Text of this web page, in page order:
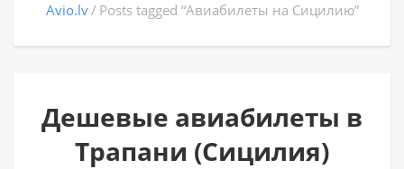
Avio.lv Posts tagged “Авиабилеты на Сицилию”
Дешевые авиабилеты в
Трапани (Сицилия)